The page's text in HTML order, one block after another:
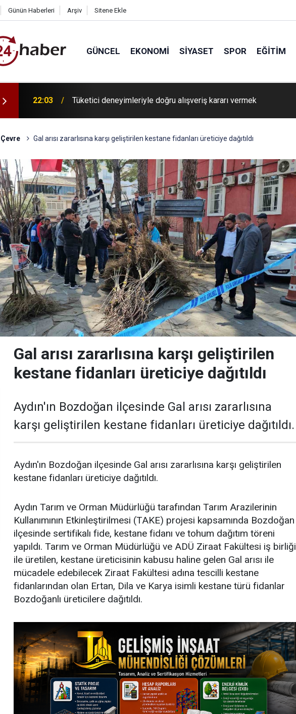
Günün Haberleri Arşiv Sitene Ekle
GÜNCEL EKONOMI SIYASET SPOR EĞITIM
22:03 Tüketici deneyimleriyle doğru alışveriş kararı vermek
Çevre Gal arısı zararlısına karşı geliştirilen kestane fidanları üreticiye dağıtıldı
Gal arısı zararlısına karşı geliştirilen
kestane fidanları üreticiye dağıtıldı
Aydın'ın Bozdoğan ilçesinde Gal arısı zararlısına
karşı geliştirilen kestane fidanları üreticiye dağıtıldı.
Aydın'ın Bozdoğan ilçesinde Gal arısı zararlısına karşı geliştirilen
kestane fidanları üreticiye dağıtıldı.
Aydın Tarım ve Orman Müdürlüğü tarafından Tarım Arazilerinin
Kullanımının Etkinleştirilmesi (TAKE) projesi kapsamında Bozdoğan
ilçesinde sertifikalı fide, kestane fidanı ve tohum dağıtım töreni
yapıldı. Tarım ve Orman Müdürlüğü ve ADÜ Ziraat Fakültesi iş birliği
ile üretilen, kestane üreticisinin kabusu haline gelen Gal arısı ile
mücadele edebilecek Ziraat Fakültesi adına tescilli kestane
fidanlarından olan Ertan, Dila ve Karya isimli kestane türü fidanlar
Bozdoğanlı üreticilere dağıtıldı.